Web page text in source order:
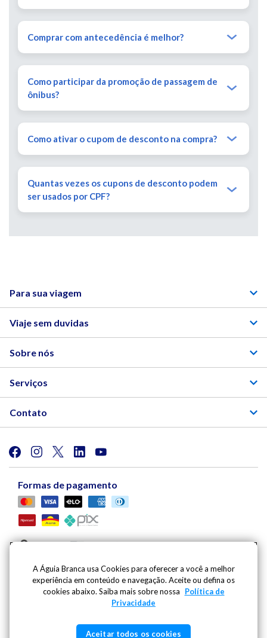
Comprar com antecedência é melhor?
Como participar da promoção de passagem de
ônibus?
Como ativar o cupom de desconto na compra?
Quantas vezes os cupons de desconto podem
ser usados por CPF?
Para sua viagem
Viaje sem duvidas
Sobre nós
Serviços
Contato
Formas de pagamento
Viação Águia Branca S.A. | Av. Mario Gurgel, 5030 |
Cariacica - ES - CEP: 29148-901 - CNPJ: 27.486.182/0001-
Inscricao Estadual: 080.444.20-2 | Whatsapp:(27) 99796-
A Águia Branca usa Cookies para oferecer a você a melhor
experiência em conteúdo e navegação. Aceite ou defina os
cookies abaixo. Saiba mais sobre nossa
Política de
Privacidade
Aceitar todos os cookies